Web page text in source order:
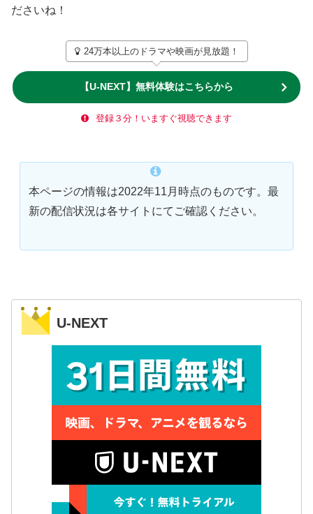
ださいね！
24万本以上のドラマや映画が見放題！
【U-NEXT】無料体験はこちらから
登録３分！いますぐ視聴できます
本ページの情報は2022年11月時点のものです。最
新の配信状況は各サイトにてご確認ください。
U-NEXT